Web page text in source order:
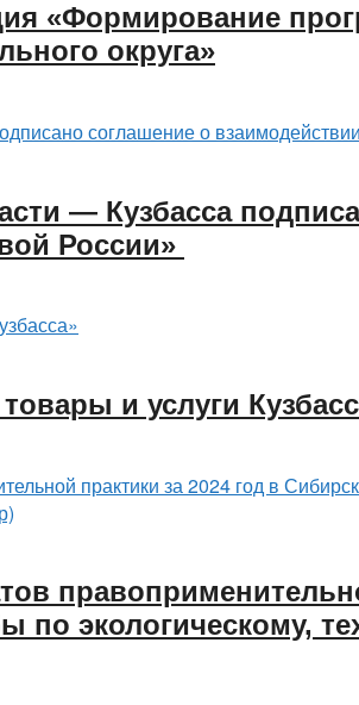
«Формирование
округа»
— Кузбасса
России»
и услуги
экологическому,